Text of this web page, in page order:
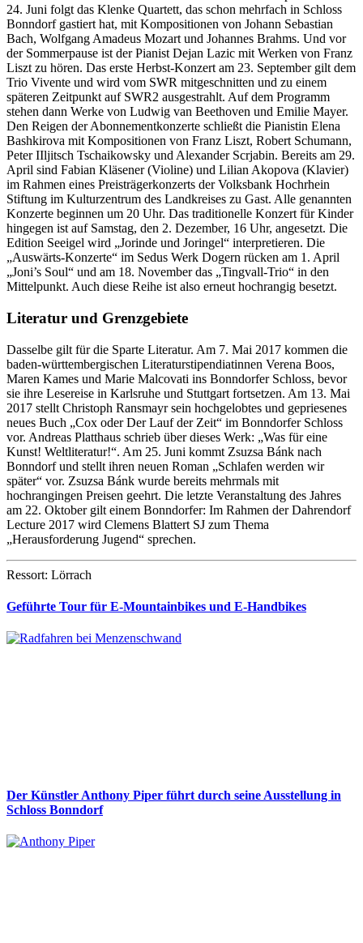
24. Juni folgt das Klenke Quartett, das schon mehrfach in Schloss
Bonndorf gastiert hat, mit Kompositionen von Johann Sebastian
Bach, Wolfgang Amadeus Mozart und Johannes Brahms. Und vor
der Sommerpause ist der Pianist Dejan Lazic mit Werken von Franz
Liszt zu hören. Das erste Herbst-Konzert am 23. September gilt dem
Trio Vivente und wird vom SWR mitgeschnitten und zu einem
späteren Zeitpunkt auf SWR2 ausgestrahlt. Auf dem Programm
stehen dann Werke von Ludwig van Beethoven und Emilie Mayer.
Den Reigen der Abonnementkonzerte schließt die Pianistin Elena
Bashkirova mit Kompositionen von Franz Liszt, Robert Schumann,
Peter IIljitsch Tschaikowsky und Alexander Scrjabin. Bereits am 29.
April sind Fabian Kläsener (Violine) und Lilian Akopova (Klavier)
im Rahmen eines Preisträgerkonzerts der Volksbank Hochrhein
Stiftung im Kulturzentrum des Landkreises zu Gast. Alle genannten
Konzerte beginnen um 20 Uhr. Das traditionelle Konzert für Kinder
hingegen ist auf Samstag, den 2. Dezember, 16 Uhr, angesetzt. Die
Edition Seeigel wird „Jorinde und Joringel“ interpretieren. Die
„Auswärts-Konzerte“ im Sedus Werk Dogern rücken am 1. April
„Joni’s Soul“ und am 18. November das „Tingvall-Trio“ in den
Mittelpunkt. Auch diese Reihe ist also erneut hochrangig besetzt.
Literatur und Grenzgebiete
Dasselbe gilt für die Sparte Literatur. Am 7. Mai 2017 kommen die
baden-württembergischen Literaturstipendiatinnen Verena Boos,
Maren Kames und Marie Malcovati ins Bonndorfer Schloss, bevor
sie ihre Lesereise in Karlsruhe und Stuttgart fortsetzen. Am 13. Mai
2017 stellt Christoph Ransmayr sein hochgelobtes und gepriesenes
neues Buch „Cox oder Der Lauf der Zeit“ im Bonndorfer Schloss
vor. Andreas Platthaus schrieb über dieses Werk: „Was für eine
Kunst! Weltliteratur!“. Am 25. Juni kommt Zsuzsa Bánk nach
Bonndorf und stellt ihren neuen Roman „Schlafen werden wir
später“ vor. Zsuzsa Bánk wurde bereits mehrmals mit
hochrangingen Preisen geehrt. Die letzte Veranstaltung des Jahres
am 22. Oktober gilt einem Bonndorfer: Im Rahmen der Dahrendorf
Lecture 2017 wird Clemens Blattert SJ zum Thema
„Herausforderung Jugend“ sprechen.
Ressort: Lörrach
Geführte Tour für E-Mountainbikes und E-Handbikes
Der Künstler Anthony Piper führt durch seine Ausstellung in
Schloss Bonndorf